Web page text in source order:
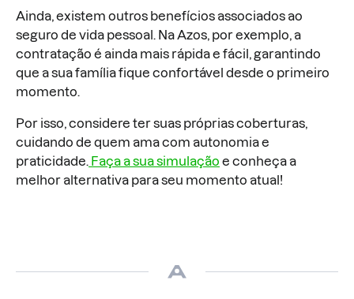
Ainda, existem outros benefícios associados ao
seguro de vida pessoal. Na Azos, por exemplo, a
contratação é ainda mais rápida e fácil, garantindo
que a sua família fique confortável desde o primeiro
momento.
Por isso, considere ter suas próprias coberturas,
cuidando de quem ama com autonomia e
praticidade. Faça a sua simulação e conheça a
melhor alternativa para seu momento atual!